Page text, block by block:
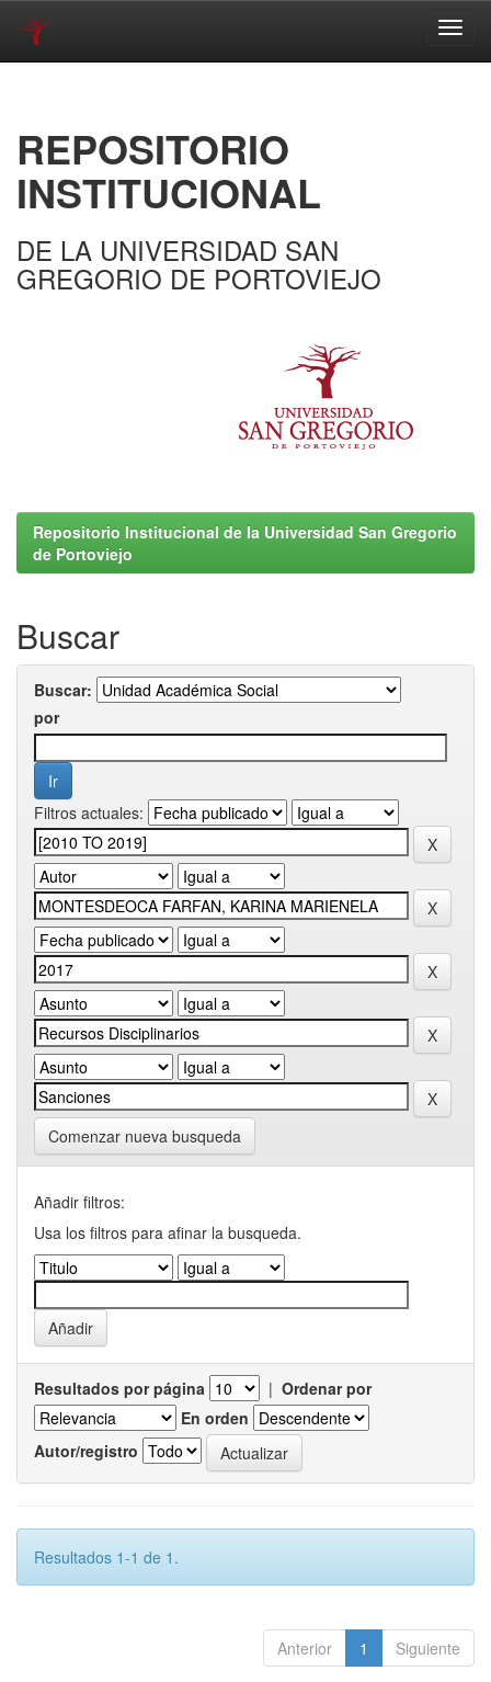
REPOSITORIO
INSTITUCIONAL
DE LA UNIVERSIDAD SAN
GREGORIO DE PORTOVIEJO
Repositorio Institucional de la Universidad San Gregorio
de Portoviejo
Buscar
Buscar:
por
Filtros actuales:
Comenzar nueva busqueda
Añadir filtros:
Usa los filtros para afinar la busqueda.
Resultados por página | Ordenar por
En orden
Autor/registro
Resultados 1-1 de 1.
Anterior 1 Siguiente